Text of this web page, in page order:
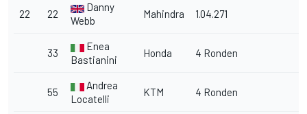
22 22
Danny
Webb
Mahindra 1.04.271
33
Enea
Bastianini
Honda 4 Ronden
55
Andrea
Locatelli
KTM 4 Ronden